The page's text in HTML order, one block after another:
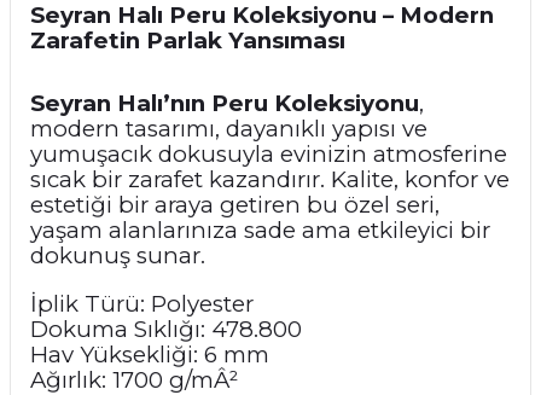
Seyran Halı Peru Koleksiyonu – Modern
Zarafetin Parlak Yansıması
Seyran Halı’nın Peru Koleksiyonu,
modern tasarımı, dayanıklı yapısı ve
yumuşacık dokusuyla evinizin atmosferine
sıcak bir zarafet kazandırır. Kalite, konfor ve
estetiği bir araya getiren bu özel seri,
yaşam alanlarınıza sade ama etkileyici bir
dokunuş sunar.
İplik Türü: Polyester
Dokuma Sıklığı: 478.800
Hav Yüksekliği: 6 mm
Ağırlık: 1700 g/mÂ²